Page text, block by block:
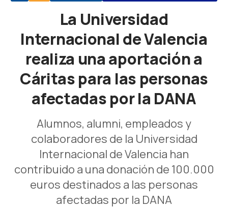
La Universidad
Internacional de Valencia
realiza una aportación a
Cáritas para las personas
afectadas por la DANA
Alumnos, alumni, empleados y
colaboradores de la Universidad
Internacional de Valencia han
contribuido a una donación de 100.000
euros destinados a las personas
afectadas por la DANA